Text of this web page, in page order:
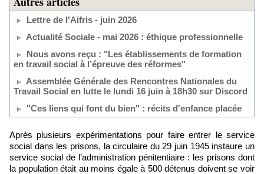
Lettre de l'Aifris - juin 2026
Actualité Sociale - mai 2026 : éthique professionnelle
Nous avons reçu : "Les établissements de formation
en travail social à l’épreuve des réformes"
Assemblée Générale des Rencontres Nationales du
Travail Social en lutte le lundi 16 juin à 18h30 sur Discord
"Ces liens qui font du bien" : récits d'enfance placée
Après plusieurs expérimentations pour faire entrer le service
social dans les prisons, la circulaire du 29 juin 1945 instaure un
service social de l’administration pénitentiaire : les prisons dont
la population était au moins égale à 500 détenus doivent se voir